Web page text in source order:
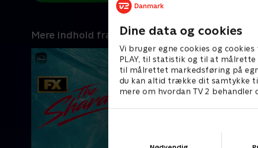
Dine data og cookies
Vi bruger egne cookies og
PLAY, til statistik og til at
til målrettet markedsføring på
du kan altid trække dit samtykke
mere om hvordan TV 2 behandler
Mere indhold fra Disney+